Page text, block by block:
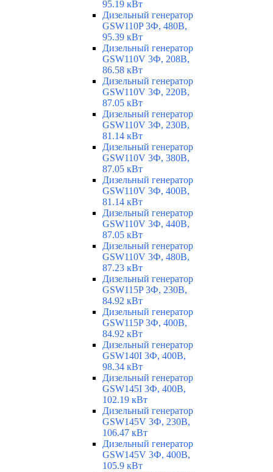
95.19 кВт
Дизельный генератор
GSW110P 3Ф, 480В,
95.39 кВт
Дизельный генератор
GSW110V 3Ф, 208В,
86.58 кВт
Дизельный генератор
GSW110V 3Ф, 220В,
87.05 кВт
Дизельный генератор
GSW110V 3Ф, 230В,
81.14 кВт
Дизельный генератор
GSW110V 3Ф, 380В,
87.05 кВт
Дизельный генератор
GSW110V 3Ф, 400В,
81.14 кВт
Дизельный генератор
GSW110V 3Ф, 440В,
87.05 кВт
Дизельный генератор
GSW110V 3Ф, 480В,
87.23 кВт
Дизельный генератор
GSW115P 3Ф, 230В,
84.92 кВт
Дизельный генератор
GSW115P 3Ф, 400В,
84.92 кВт
Дизельный генератор
GSW140I 3Ф, 400В,
98.34 кВт
Дизельный генератор
GSW145I 3Ф, 400В,
102.19 кВт
Дизельный генератор
GSW145V 3Ф, 230В,
106.47 кВт
Дизельный генератор
GSW145V 3Ф, 400В,
105.9 кВт